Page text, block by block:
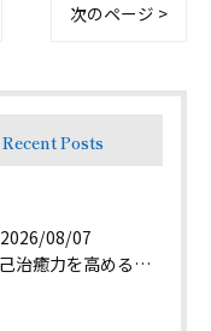
次のページ >
Recent Posts
2026/08/07
自己治癒力を高めるプランで徳島県名西郡神山町の癒やし体験と地域の魅力を探る